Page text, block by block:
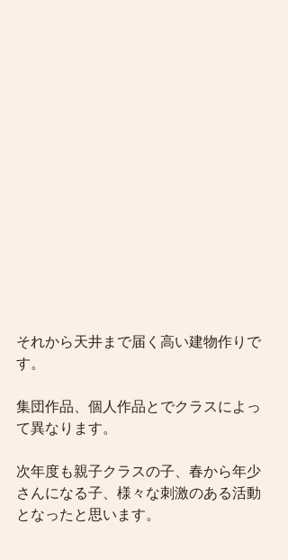
それから天井まで届く高い建物作りで
す。
集団作品、個人作品とでクラスによっ
て異なります。
次年度も親子クラスの子、春から年少
さんになる子、様々な刺激のある活動
となったと思います。